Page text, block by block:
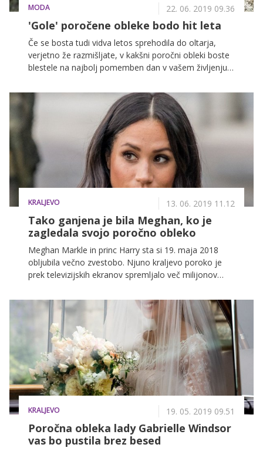
MODA 22. 06. 2019 09.36
'Gole' poročene obleke bodo hit leta
Če se bosta tudi vidva letos sprehodila do oltarja,
verjetno že razmišljate, v kakšni poročni obleki boste
blestele na najbolj pomemben dan v vašem življenju.
največji trend leta 2019 'gole' poročne obleke.
KRALJEVO 13. 06. 2019 11.12
Tako ganjena je bila Meghan, ko je
zagledala svojo poročno obleko
Meghan Markle in princ Harry sta si 19. maja 2018
obljubila večno zvestobo. Njuno kraljevo poroko je
prek televizijskih ekranov spremljalo več milijonov
ceremonije pa je bil tisti, ko je svet prvič videl poročno
obleko, ki jo je nosila vojvodinja Sussekška. Dih
jemajoča poročna obleka je delo modne hiše
Givenchy, nekaj mesecev po poroki jo je Meghan
lahko znova videla in obleka je v njej prebudila številne
lepe spomine in čustva.
KRALJEVO 19. 05. 2019 09.51
Poročna obleka lady Gabrielle Windsor
vas bo pustila brez besed